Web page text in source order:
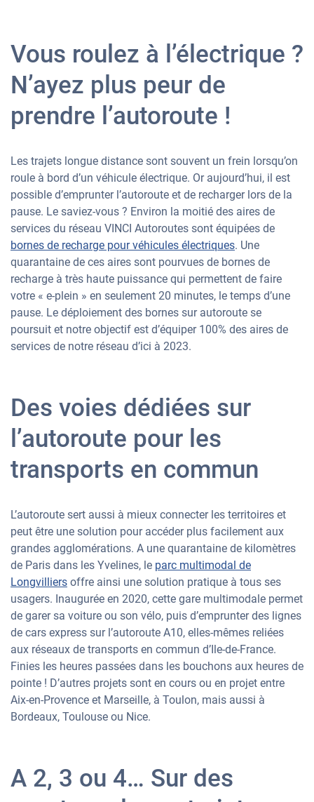
Vous roulez à l’électrique ?
N’ayez plus peur de
prendre l’autoroute !
Les trajets longue distance sont souvent un frein lorsqu’on
roule à bord d’un véhicule électrique. Or aujourd’hui, il est
possible d’emprunter l’autoroute et de recharger lors de la
pause. Le saviez-vous ? Environ la moitié des aires de
services du réseau VINCI Autoroutes sont équipées de
bornes de recharge pour véhicules électriques. Une
quarantaine de ces aires sont pourvues de bornes de
recharge à très haute puissance qui permettent de faire
votre « e-plein » en seulement 20 minutes, le temps d’une
pause. Le déploiement des bornes sur autoroute se
poursuit et notre objectif est d’équiper 100% des aires de
services de notre réseau d’ici à 2023.
Des voies dédiées sur
l’autoroute pour les
transports en commun
L’autoroute sert aussi à mieux connecter les territoires et
peut être une solution pour accéder plus facilement aux
grandes agglomérations. A une quarantaine de kilomètres
de Paris dans les Yvelines, le parc multimodal de
Longvilliers offre ainsi une solution pratique à tous ses
usagers. Inaugurée en 2020, cette gare multimodale permet
de garer sa voiture ou son vélo, puis d’emprunter des lignes
de cars express sur l’autoroute A10, elles-mêmes reliées
aux réseaux de transports en commun d’Ile-de-France.
Finies les heures passées dans les bouchons aux heures de
pointe ! D’autres projets sont en cours ou en projet entre
Aix-en-Provence et Marseille, à Toulon, mais aussi à
Bordeaux, Toulouse ou Nice.
A 2, 3 ou 4… Sur des